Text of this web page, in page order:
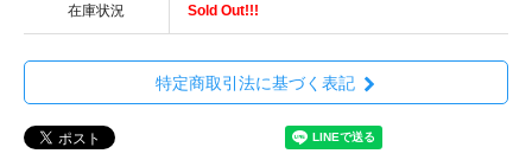
在庫状況 Sold Out!!!
特定商取引法に基づく表記